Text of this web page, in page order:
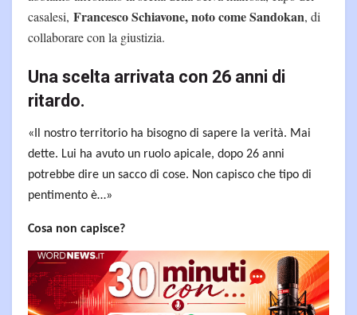
casalesi, Francesco Schiavone, noto come Sandokan, di
collaborare con la giustizia.
Una scelta arrivata con 26 anni di
ritardo.
«Il nostro territorio ha bisogno di sapere la verità. Mai
dette. Lui ha avuto un ruolo apicale, dopo 26 anni
potrebbe dire un sacco di cose. Non capisco che tipo di
pentimento è…»
Cosa non capisce?